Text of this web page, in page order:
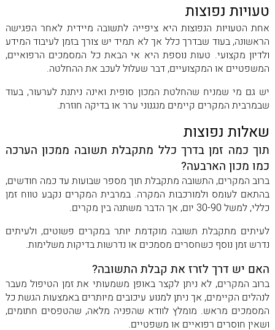
טעויות נפוצות
אחת הטעויות הנפוצות היא ציפייה לתשובה מיידית לאחר הפגישה
הראשונה, בעוד שבדרך כלל אך לא תמיד יש צורך בזמן לעיבוד המידע
ולדיון מקצועי. טעות נוספת היא אי הבאת כל המסמכים הרפואיים,
המשפטיים או המקצועיים, דבר שעלול לעכב את ההחלטה.
יש גם מי שמניח שהחלטת המכון סופית ואינה ניתנת לערעור, בעוד
שבמרבית המקרים קיימים מנגנוני ערר או בדיקה חוזרת.
שאלות נפוצות
תוך כמה זמן בדרך כלל מתקבלת תשובה ממכון הערכה
כמו מכון הארבעה?
ברוב המקרים, התשובה מתקבלת תוך מספר שבועות עד כמה חודשים,
בהתאם לעומס ולמורכבות המקרה. במרבית המקרים נקבע טווח זמן
כללי, למשל 30-90 יום, אך הדבר משתנה בין מקרים.
לעיתים מתקבלת תשובה מוקדמת יותר במקרים פשוטים, ולעיתים
נדרש זמן נוסף כשחסרים מסמכים או נדרשות בדיקות משלימות.
האם יש דרך לזרז את קבלת התשובה?
ברוב המקרים, לא ניתן לקצר באופן משמעותי את זמן הטיפול מעבר
לנהלים הקיימים, אך ניתן למנוע עיכובים מיותרים באמצעות הגשת כל
המסמכים מראש. מומלץ לוודא שהפניה מלאה, שהטפסים חתומים,
ושאין חוסרים רפואיים או משפטיים.